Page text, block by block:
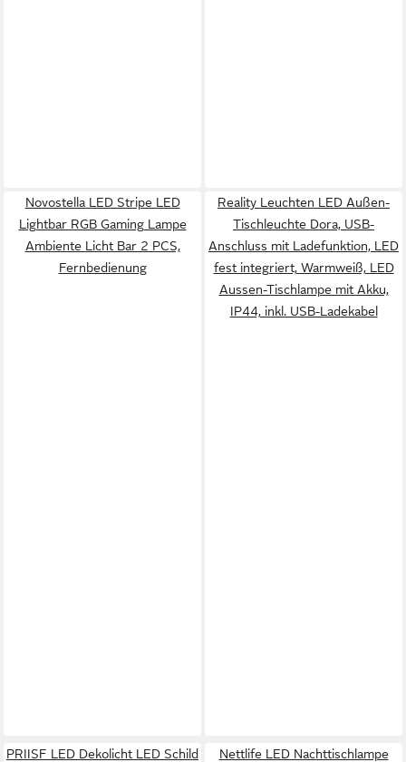
Novostella LED Stripe LED
Lightbar RGB Gaming Lampe
Ambiente Licht Bar 2 PCS,
Fernbedienung
Reality Leuchten LED Außen-
Tischleuchte Dora, USB-
Anschluss mit Ladefunktion, LED
fest integriert, Warmweiß, LED
Aussen-Tischlampe mit Akku,
IP44, inkl. USB-Ladekabel
PRIISF LED Dekolicht LED Schild
Nettlife LED Nachttischlampe